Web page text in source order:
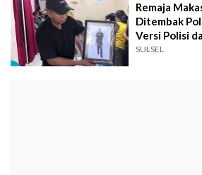
Remaja
Ditembak
Versi Polisi
SULSEL